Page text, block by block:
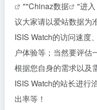
""Chinaz数据
"进
议大家请以爱站数据为
ISIS Watch的访问速度
户体验等；当然要评估
根据您自身的需求以及
ISIS Watch的站长进行
出率等！